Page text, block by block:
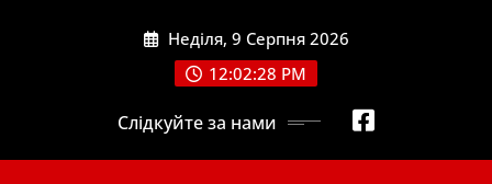
Неділя, 9 Серпня 2026
12:02:29 PM
Слідкуйте за нами